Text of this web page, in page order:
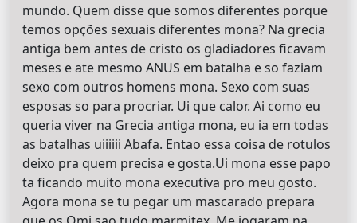
mundo. Quem disse que somos diferentes porque
temos opções sexuais diferentes mona? Na grecia
antiga bem antes de cristo os gladiadores ficavam
meses e ate mesmo ANUS em batalha e so faziam
sexo com outros homens mona. Sexo com suas
esposas so para procriar. Ui que calor. Ai como eu
queria viver na Grecia antiga mona, eu ia em todas
as batalhas uiiiiii Abafa. Entao essa coisa de rotulos
deixo pra quem precisa e gosta.Ui mona esse papo
ta ficando muito mona executiva pro meu gosto.
Agora mona se tu pegar um mascarado prepara